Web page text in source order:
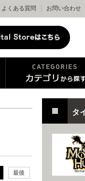
よくある質問 お問い合わせ
最後
タ